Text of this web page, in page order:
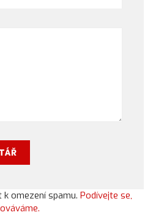
omezení spamu. Podívejte se,